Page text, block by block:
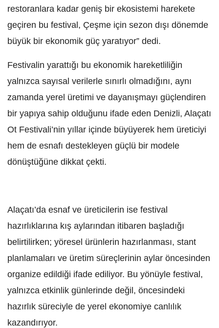
restoranlara kadar geniş bir ekosistemi harekete
geçiren bu festival, Çeşme için sezon dışı dönemde
büyük bir ekonomik güç yaratıyor” dedi.
Festivalin yarattığı bu ekonomik hareketliliğin
yalnızca sayısal verilerle sınırlı olmadığını, aynı
zamanda yerel üretimi ve dayanışmayı güçlendiren
bir yapıya sahip olduğunu ifade eden Denizli, Alaçatı
Ot Festivali’nin yıllar içinde büyüyerek hem üreticiyi
hem de esnafı destekleyen güçlü bir modele
dönüştüğüne dikkat çekti.
Alaçatı’da esnaf ve üreticilerin ise festival
hazırlıklarına kış aylarından itibaren başladığı
belirtilirken; yöresel ürünlerin hazırlanması, stant
planlamaları ve üretim süreçlerinin aylar öncesinden
organize edildiği ifade ediliyor. Bu yönüyle festival,
yalnızca etkinlik günlerinde değil, öncesindeki
hazırlık süreciyle de yerel ekonomiye canlılık
kazandırıyor.